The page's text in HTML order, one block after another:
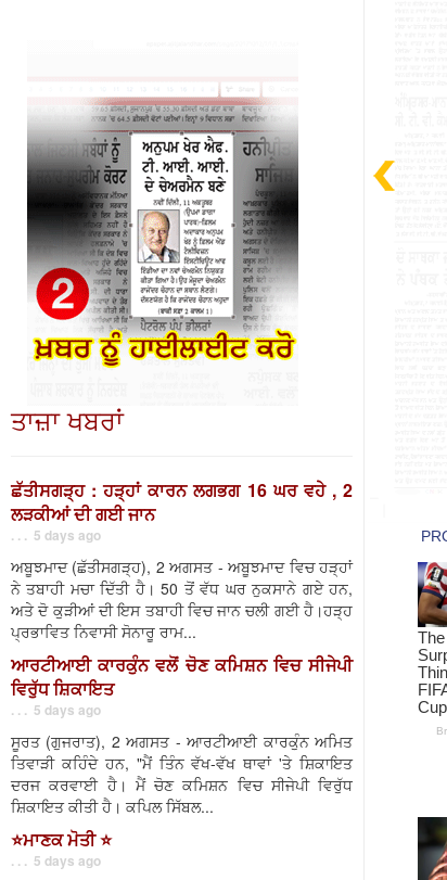
ਤਾਜ਼ਾ ਖਬਰਾਂ
ਛੱਤੀਸਗੜ੍ਹ : ਹੜ੍ਹਾਂ ਕਾਰਨ ਲਗਭਗ 16 ਘਰ ਵਹੇ , 2
ਲੜਕੀਆਂ ਦੀ ਗਈ ਜਾਨ
. . . 5 days ago
ਅਬੂਝਮਾਦ (ਛੱਤੀਸਗੜ੍ਹ), 2 ਅਗਸਤ - ਅਬੂਝਮਾਦ ਵਿਚ ਹੜ੍ਹਾਂ
ਨੇ ਤਬਾਹੀ ਮਚਾ ਦਿੱਤੀ ਹੈ। 50 ਤੋਂ ਵੱਧ ਘਰ ਨੁਕਸਾਨੇ ਗਏ ਹਨ,
ਅਤੇ ਦੋ ਕੁੜੀਆਂ ਦੀ ਇਸ ਤਬਾਹੀ ਵਿਚ ਜਾਨ ਚਲੀ ਗਈ ਹੈ।ਹੜ੍ਹ
ਪ੍ਰਭਾਵਿਤ ਨਿਵਾਸੀ ਸੋਨਾਰੂ ਰਾਮ...
ਆਰਟੀਆਈ ਕਾਰਕੁੰਨ ਵਲੋਂ ਚੋਣ ਕਮਿਸ਼ਨ ਵਿਚ ਸੀਜੇਪੀ
ਵਿਰੁੱਧ ਸ਼ਿਕਾਇਤ
. . . 5 days ago
ਸੂਰਤ (ਗੁਜਰਾਤ), 2 ਅਗਸਤ - ਆਰਟੀਆਈ ਕਾਰਕੁੰਨ ਅਮਿਤ
ਤਿਵਾੜੀ ਕਹਿੰਦੇ ਹਨ, "ਮੈਂ ਤਿੰਨ ਵੱਖ-ਵੱਖ ਥਾਵਾਂ 'ਤੇ ਸ਼ਿਕਾਇਤ
ਦਰਜ ਕਰਵਾਈ ਹੈ। ਮੈਂ ਚੋਣ ਕਮਿਸ਼ਨ ਵਿਚ ਸੀਜੇਪੀ ਵਿਰੁੱਧ
ਸ਼ਿਕਾਇਤ ਕੀਤੀ ਹੈ। ਕਪਿਲ ਸਿੱਬਲ...
⭐️ਮਾਣਕ ਮੋਤੀ ⭐️
. . . 5 days ago